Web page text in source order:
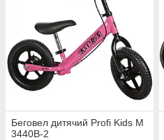
Беговел дитячий Profi Kids M
3440B-2